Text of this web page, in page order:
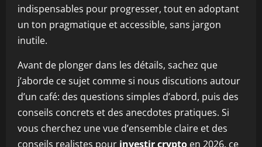
indispensables pour progresser, tout en adoptant
un ton pragmatique et accessible, sans jargon
inutile.
Avant de plonger dans les détails, sachez que
j’aborde ce sujet comme si nous discutions autour
d’un café: des questions simples d’abord, puis des
conseils concrets et des anecdotes pratiques. Si
vous cherchez une vue d’ensemble claire et des
conseils realistes pour investir crypto en 2026, ce